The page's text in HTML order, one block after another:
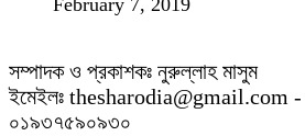
February 7, 2019
সম্পাদক ও প্রকাশকঃ নুরুল্লাহ মাসুম
ইমেইলঃ thesharodia@gmail.com -
০১৯৩৭৫৯০৯৩০